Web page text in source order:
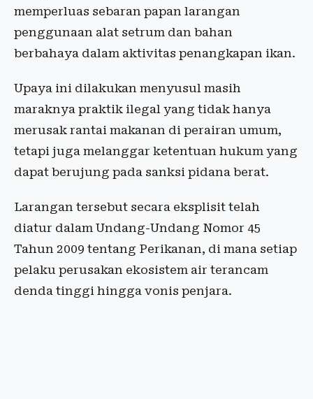
memperluas sebaran papan larangan
penggunaan alat setrum dan bahan
berbahaya dalam aktivitas penangkapan ikan.
Upaya ini dilakukan menyusul masih
maraknya praktik ilegal yang tidak hanya
merusak rantai makanan di perairan umum,
tetapi juga melanggar ketentuan hukum yang
dapat berujung pada sanksi pidana berat.
Larangan tersebut secara eksplisit telah
diatur dalam Undang-Undang Nomor 45
Tahun 2009 tentang Perikanan, di mana setiap
pelaku perusakan ekosistem air terancam
denda tinggi hingga vonis penjara.